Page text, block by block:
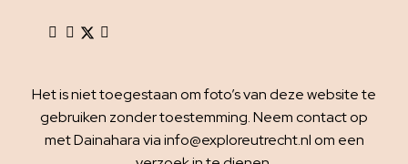
Het is niet toegestaan om foto’s van deze website te
gebruiken zonder toestemming. Neem contact op
met Dainahara via info@exploreutrecht.nl om een